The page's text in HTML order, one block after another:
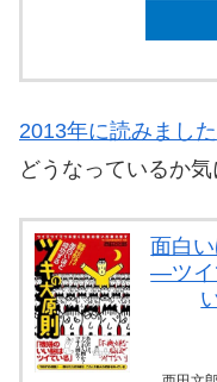
2013年に読みました
どうなっているか気
面白
―ツイ